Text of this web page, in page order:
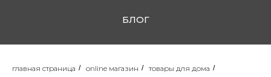
БЛОГ
главная страница / online магазин / товары для дома /